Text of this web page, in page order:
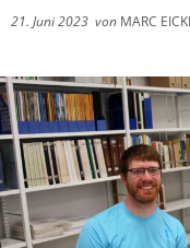
21. Juni 2023 von MARC